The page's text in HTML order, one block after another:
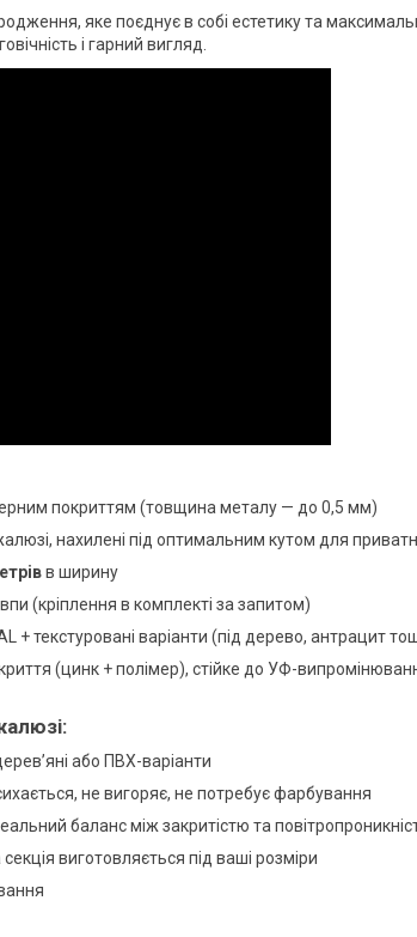
яке поєднує в собі естетику та
і гарний вигляд.
покриттям (товщина металу — до 0,5 мм)
нахилені під оптимальним кутом для
в ширину
(кріплення в комплекті за запитом)
+ текстуровані варіанти (під дерево, антрацит
(цинк + полімер), стійке до УФ-
або ПВХ-варіанти
не вигоряє, не потребує фарбування
баланс між закритістю та
виготовляється під ваші розміри